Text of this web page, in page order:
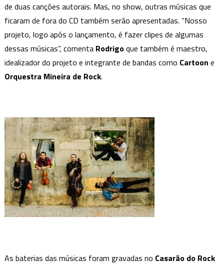
de duas canções autorais. Mas, no show, outras músicas que
ficaram de fora do CD também serão apresentadas. “Nosso
projeto, logo após o lançamento, é fazer clipes de algumas
dessas músicas”, comenta Rodrigoque também é maestro,
idealizador do projeto e integrante de bandas como Cartoon e
Orquestra Mineira de Rock.
As baterias das músicas foram gravadas no Casarão do Rock